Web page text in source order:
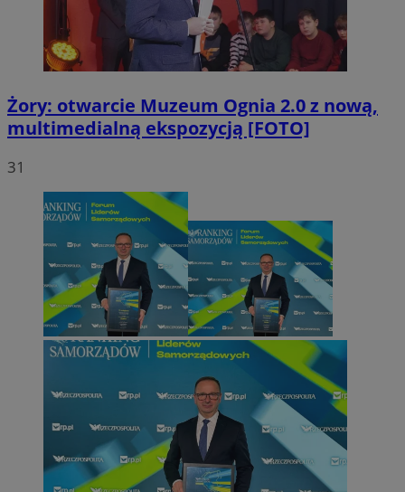
Żory: otwarcie Muzeum Ognia 2.0 z nową,
multimedialną ekspozycją [FOTO]
31